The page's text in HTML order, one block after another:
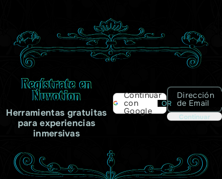
Regístrate en
Nuvotion
Herramientas gratuitas
para experiencias
inmersivas
Continuar
con
Google
OR
Dirección
de Email
Continuar